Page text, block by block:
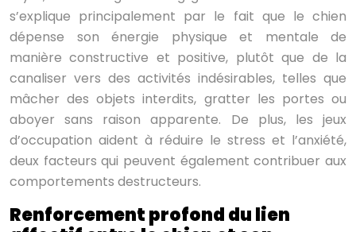
s’explique principalement par le fait que le chien
dépense son énergie physique et mentale de
manière constructive et positive, plutôt que de la
canaliser vers des activités indésirables, telles que
mâcher des objets interdits, gratter les portes ou
aboyer sans raison apparente. De plus, les jeux
d’occupation aident à réduire le stress et l’anxiété,
deux facteurs qui peuvent également contribuer aux
comportements destructeurs.
Renforcement profond du lien